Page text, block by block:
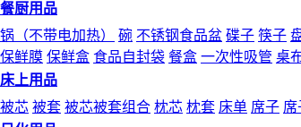
餐厨用品
锅（不带电加热）
碗 不锈钢食品盆 碟子 筷子
保鲜膜 保鲜盒 食品自封袋 餐盒 一次性吸管 桌
床上用品
被芯 被套 被芯被套组合 枕芯 枕套 床单 席子 席